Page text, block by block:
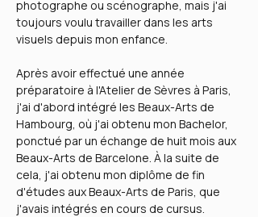
photographe ou scénographe, mais j'ai
toujours voulu travailler dans les arts
visuels depuis mon enfance.
Après avoir effectué une année
préparatoire à l'Atelier de Sèvres à Paris,
j'ai d'abord intégré les Beaux-Arts de
Hambourg, où j'ai obtenu mon Bachelor,
ponctué par un échange de huit mois aux
Beaux-Arts de Barcelone. À la suite de
cela, j'ai obtenu mon diplôme de fin
d'études aux Beaux-Arts de Paris, que
j'avais intégrés en cours de cursus.